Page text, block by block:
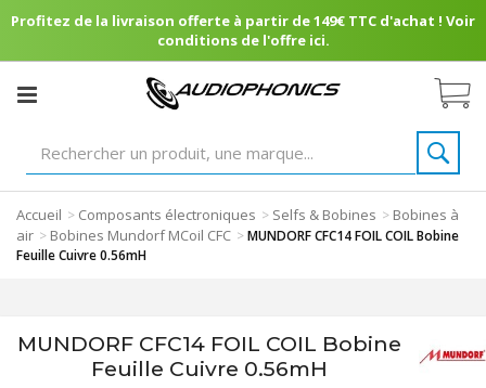
Profitez de la livraison offerte à partir de 149€ TTC d'achat ! Voir
conditions de l'offre ici.
Accueil > Composants électroniques > Selfs & Bobines > Bobines à
air > Bobines Mundorf MCoil CFC >MUNDORF CFC14 FOIL COIL Bobine
Feuille Cuivre 0.56mH
MUNDORF CFC14 FOIL COIL Bobine
Feuille Cuivre 0.56mH